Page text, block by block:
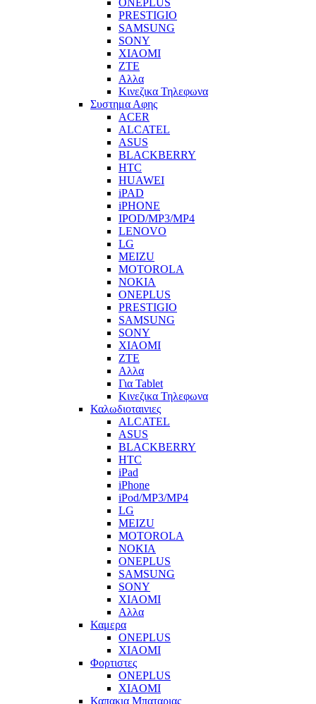
ONEPLUS
PRESTIGIO
SAMSUNG
SONY
XIAOMI
ZTE
Αλλα
Κινεζικα Τηλεφωνα
Συστημα Αφης
ACER
ALCATEL
ASUS
BLACKBERRY
HTC
HUAWEI
iPAD
iPHONE
IPOD/MP3/MP4
LENOVO
LG
MEIZU
MOTOROLA
NOKIA
ONEPLUS
PRESTIGIO
SAMSUNG
SONY
XIAOMI
ZTE
Αλλα
Για Tablet
Κινεζικα Τηλεφωνα
Καλωδιοταινιες
ALCATEL
ASUS
BLACKBERRY
HTC
iPad
iPhone
iPod/MP3/MP4
LG
MEIZU
MOTOROLA
NOKIA
ONEPLUS
SAMSUNG
SONY
XIAOMI
Αλλα
Καμερα
ONEPLUS
XIAOMI
Φορτιστες
ONEPLUS
XIAOMI
Καπακια Μπαταριας